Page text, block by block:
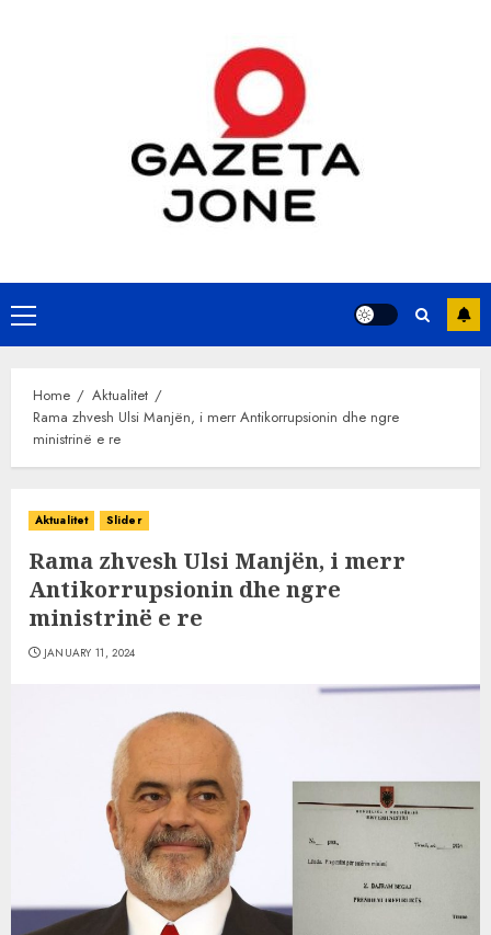
Primary
Menu
Home
Aktualitet
Rama zhvesh Ulsi Manjën, i merr Antikorrupsionin dhe ngre
ministrinë e re
Aktualitet Slider
Rama zhvesh Ulsi Manjën, i merr
Antikorrupsionin dhe ngre
ministrinë e re
JANUARY 11, 2024